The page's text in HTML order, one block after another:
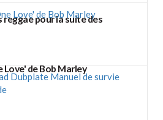
pour la suite des
Love' de Bob Marley